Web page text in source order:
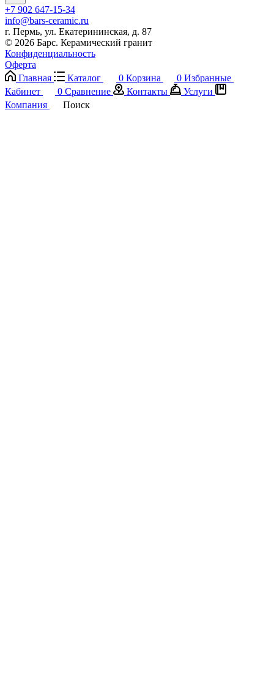
+7 902 647-15-34
info@bars-ceramic.ru
г. Пермь, ул. Екатерининская, д. 87
© 2026 Барс. Керамический гранит
Конфиденциальность
Оферта
Главная
Каталог 0 Корзина 0 Избранные
Кабинет
0 Сравнение Контакты
Услуги
Компания
Поиск